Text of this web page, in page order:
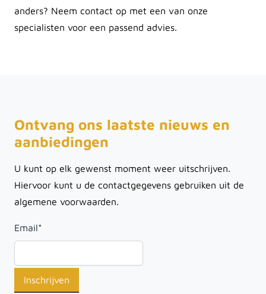
anders? Neem contact op met een van onze
specialisten voor een passend advies.
Ontvang ons laatste nieuws en
aanbiedingen
U kunt op elk gewenst moment weer uitschrijven.
Hiervoor kunt u de contactgegevens gebruiken uit de
algemene voorwaarden.
Email*